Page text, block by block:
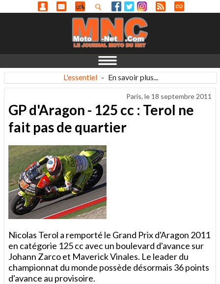
L'essentiel - En savoir plus...
Paris, le 18 septembre 2011
GP d'Aragon - 125 cc : Terol ne
fait pas de quartier
Nicolas Terol a remporté le Grand Prix d'Aragon 2011
en catégorie 125 cc avec un boulevard d'avance sur
Johann Zarco et Maverick Vinales. Le leader du
championnat du monde possède désormais 36 points
d'avance au provisoire.